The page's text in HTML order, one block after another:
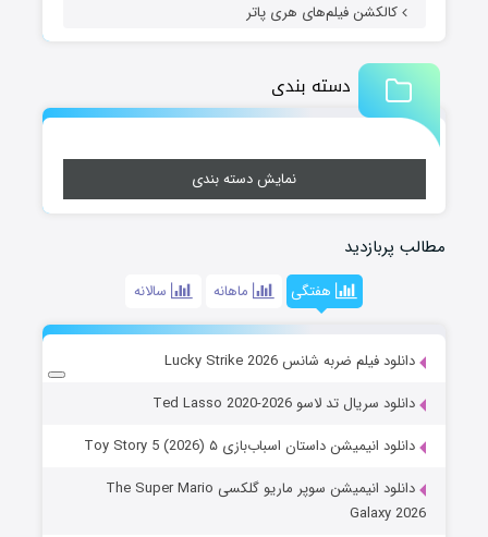
کالکشن فیلم‌های هری پاتر
دسته بندی
نمایش دسته بندی
مطالب پربازدید
هفتگی ماهانه سالانه
دانلود فیلم ضربه شانس Lucky Strike 2026
دانلود سریال تد لاسو Ted Lasso 2020-2026
دانلود انیمیشن داستان اسباب‌بازی ۵ Toy Story 5 (2026)
دانلود انیمیشن سوپر ماریو گلکسی The Super Mario
Galaxy 2026